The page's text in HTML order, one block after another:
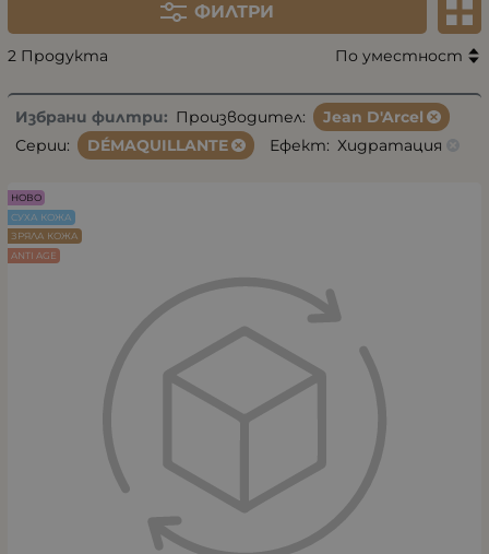
ФИЛТРИ
2 Продукта По уместност
Избрани филтри: Производител:
Jean D'Arcel
Серии:
DÉMAQUILLANTE Ефект: Хидратация
НОВО
СУХА КОЖА
ЗРЯЛА КОЖА
ANTI AGE